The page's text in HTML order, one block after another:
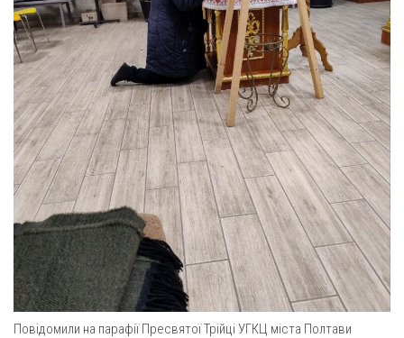
Комісія з питань душпастирства охорони здоров’я
Спільноти
Квіти Слобожанщини
Харківщина
Полтавщина
Сумщина
Оголошення
Трансляції
Повідомили на парафії Пресвятої Трійці УГКЦ міста Полтави